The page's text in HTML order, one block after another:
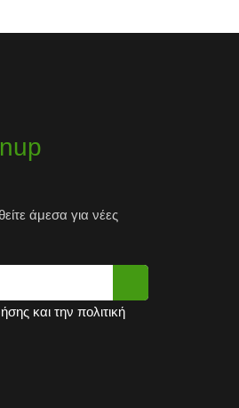
άμεσα για νέες
και την πολιτική